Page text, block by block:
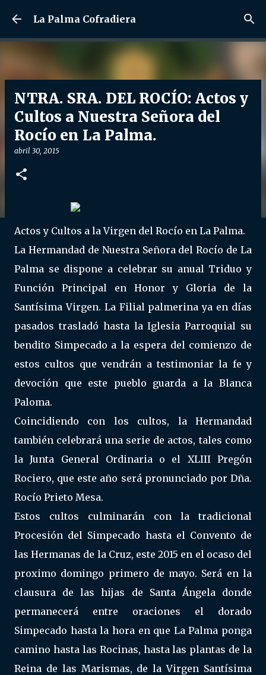
Ir al contenido principal
La Palma Cofradiera
NTRA. SRA. DEL ROCÍO: Actos y
Cultos a Nuestra Señora del
Rocío en La Palma.
abril 30, 2015
Actos y Cultos a la Virgen del Rocío en La Palma.
La Hermandad de Nuestra Señora del Rocío de La
Palma se dispone a celebrar su anual Triduo y
Función Principal en Honor y Gloria de la
Santísima Virgen. La Filial palmerina ya en días
pasados trasladó hasta la Iglesia Parroquial su
bendito Simpecado a la espera del comienzo de
estos cultos que vendrán a testimoniar la fe y
devoción que este pueblo guarda a la Blanca
Paloma.
Coincidiendo con los cultos, la Hermandad
también celebrará una serie de actos, tales como
la Junta General Ordinaria o el XLIII Pregón
Rociero, que este año será pronunciado por Dña.
Rocío Prieto Mesa.
Estos cultos culminarán con la tradicional
Procesión del Simpecado hasta el Convento de
las Hermanas de la Cruz, este 2015 en el ocaso del
proximo domingo primero de mayo. Será en la
clausura de las hijas de Santa Ángela donde
permanecerá entre oraciones el dorado
Simpecado hasta la hora en que La Palma ponga
camino hasta las Rocinas, hasta las plantas de la
Reina de las Marismas, de la Virgen Santísima